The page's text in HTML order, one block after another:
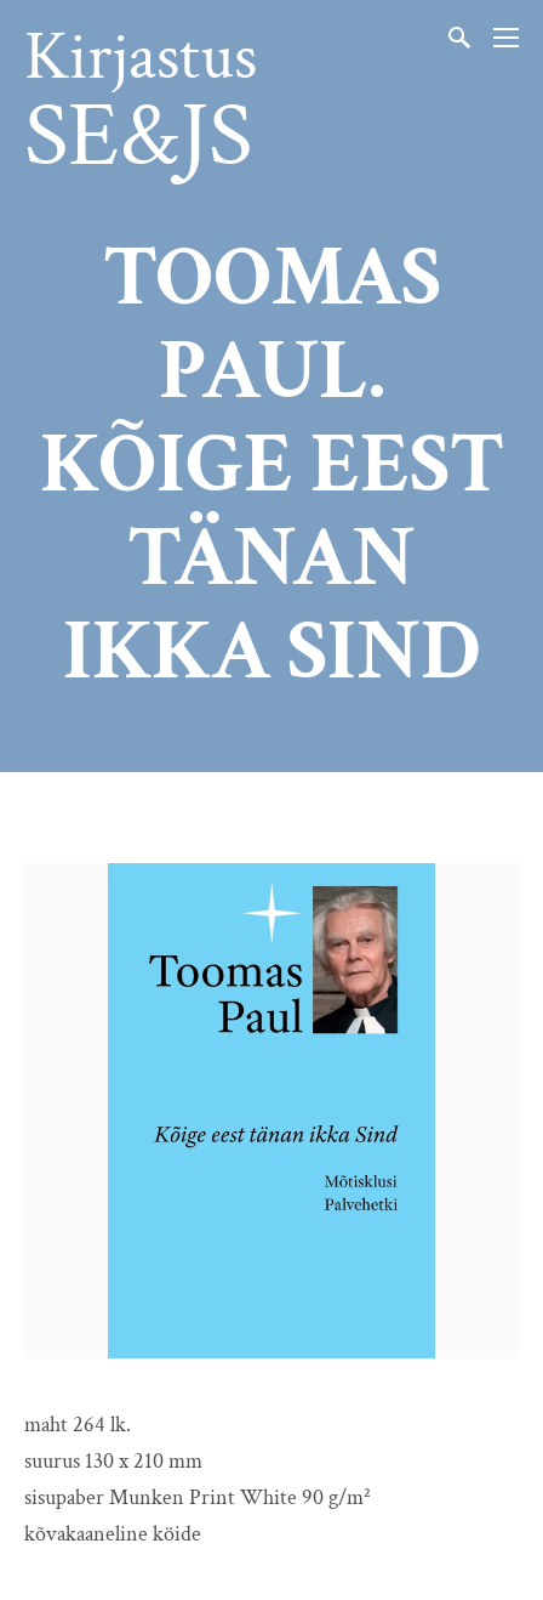
Kirjastus
SE&JS
TOOMAS
PAUL.
KÕIGE EEST
TÄNAN
IKKA SIND
maht 264 lk.
suurus 130 x 210 mm
sisupaber Munken Print White 90 g/m²
kõvakaaneline köide